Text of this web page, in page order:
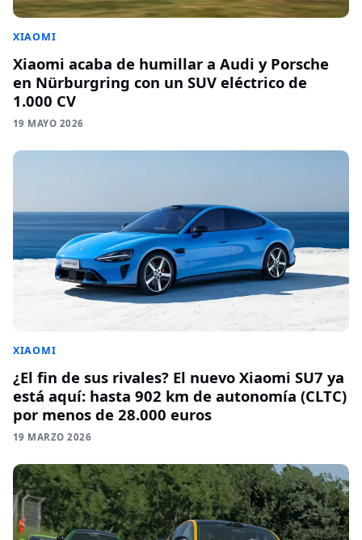
XIAOMI
Xiaomi acaba de humillar a Audi y Porsche
en Nürburgring con un SUV eléctrico de
1.000 CV
19 MAYO 2026
XIAOMI
¿El fin de sus rivales? El nuevo Xiaomi SU7 ya
está aquí: hasta 902 km de autonomía (CLTC)
por menos de 28.000 euros
19 MARZO 2026